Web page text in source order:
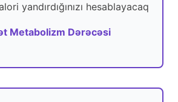
yandırdığınızı hesablayacaq.
Metabolizm Dərəcəsi